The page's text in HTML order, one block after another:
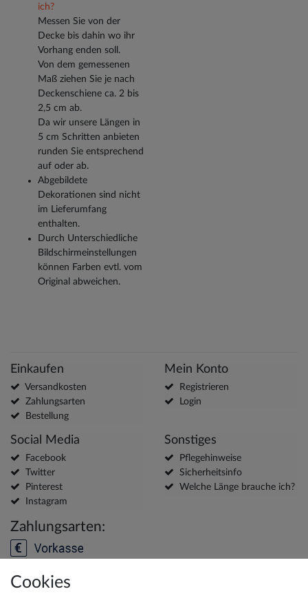
ich?
Messen Sie von der
Decke bis dahin wo ihr
Vorhang enden soll.
Von dem gemessenen
Maß ziehen Sie je nach
Deckenschiene ca. 2 bis
2,5 cm ab.
Da wir unsere Längen in
5 cm Schritten anbieten
runden Sie entsprechend
auf oder ab.
Abgebildete
Dekorationen sind nicht
im Lieferumfang
enthalten.
Durch Unterschiedliche
Bildschirmeinstellungen
können Farben evtl. vom
Original abweichen.
Einkaufen
Versandkosten
Zahlungsarten
Bestellung
Mein Konto
Registrieren
Login
Social Media
Facebook
Twitter
Pinterest
Instagram
Sonstiges
Pflegehinweise
Sicherheitsinfo
Welche Länge brauche ich?
Zahlungsarten:
Cookies